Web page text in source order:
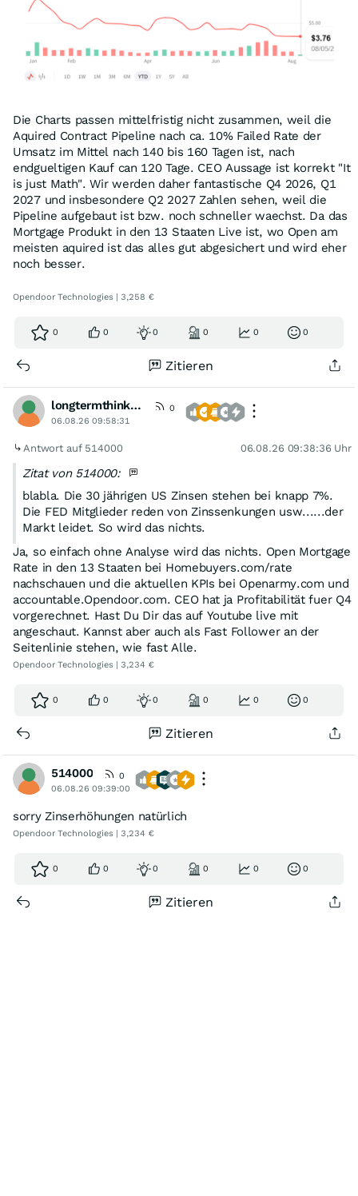
Die Charts passen mittelfristig nicht zusammen, weil die
Aquired Contract Pipeline nach ca. 10% Failed Rate der
Umsatz im Mittel nach 140 bis 160 Tagen ist, nach
endgueltigen Kauf can 120 Tage. CEO Aussage ist korrekt "It
is just Math". Wir werden daher fantastische Q4 2026, Q1
2027 und insbesondere Q2 2027 Zahlen sehen, weil die
Pipeline aufgebaut ist bzw. noch schneller waechst. Da das
Mortgage Produkt in den 13 Staaten Live ist, wo Open am
meisten aquired ist das alles gut abgesichert und wird eher
noch besser.
Opendoor Technologies | 3,258 €
0 0 0 0 0 0
Zitieren
longtermthinker1
0
06.08.26 09:58:31
Antwort auf 514000 06.08.26 09:38:36 Uhr
Zitat von 514000:
blabla. Die 30 jährigen US Zinsen stehen bei knapp 7%.
Die FED Mitglieder reden von Zinssenkungen usw......der
Markt leidet. So wird das nichts.
Ja, so einfach ohne Analyse wird das nichts. Open Mortgage
Rate in den 13 Staaten bei Homebuyers.com/rate
nachschauen und die aktuellen KPIs bei Openarmy.com und
accountable.Opendoor.com. CEO hat ja Profitabilität fuer Q4
vorgerechnet. Hast Du Dir das auf Youtube live mit
angeschaut. Kannst aber auch als Fast Follower an der
Seitenlinie stehen, wie fast Alle.
Opendoor Technologies | 3,234 €
0 0 0 0 0 0
Zitieren
514000
0
06.08.26 09:39:00
sorry Zinserhöhungen natürlich
Opendoor Technologies | 3,234 €
0 0 0 0 0 0
Zitieren